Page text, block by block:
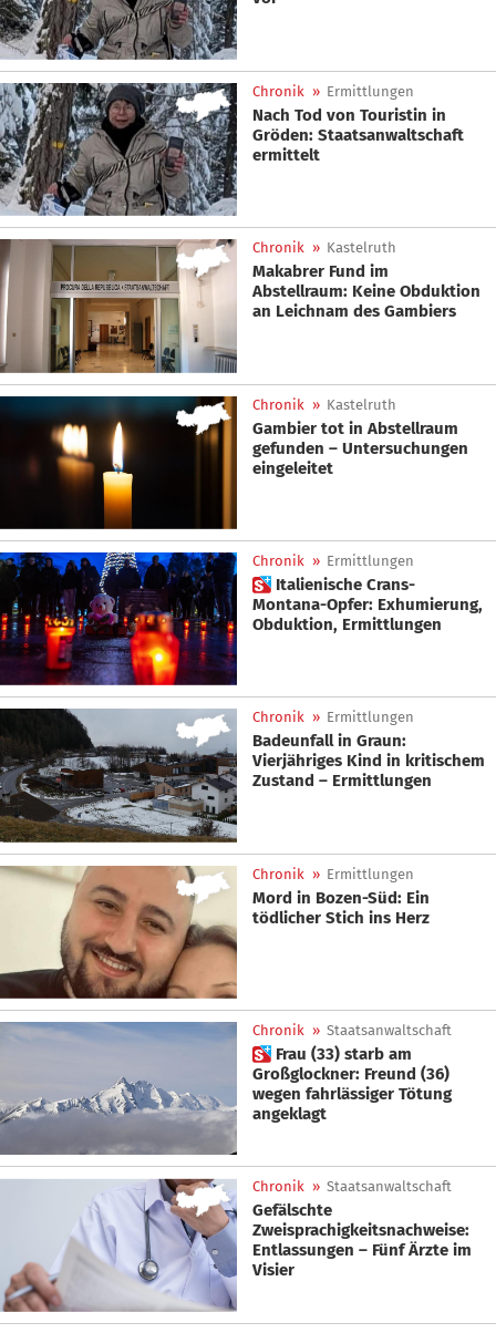
Chronik » Ermittlungen
Nach Tod von Touristin in
Gröden: Staatsanwaltschaft
ermittelt
Chronik » Kastelruth
Makabrer Fund im
Abstellraum: Keine Obduktion
an Leichnam des Gambiers
Chronik » Kastelruth
Gambier tot in Abstellraum
gefunden – Untersuchungen
eingeleitet
Chronik » Ermittlungen
 Italienische Crans-
Montana-Opfer: Exhumierung,
Obduktion, Ermittlungen
Chronik » Ermittlungen
Badeunfall in Graun:
Vierjähriges Kind in kritischem
Zustand – Ermittlungen
Chronik » Ermittlungen
Mord in Bozen-Süd: Ein
tödlicher Stich ins Herz
Chronik » Staatsanwaltschaft
 Frau (33) starb am
Großglockner: Freund (36)
wegen fahrlässiger Tötung
angeklagt
Chronik » Staatsanwaltschaft
Gefälschte
Zweisprachigkeitsnachweise:
Entlassungen – Fünf Ärzte im
Visier